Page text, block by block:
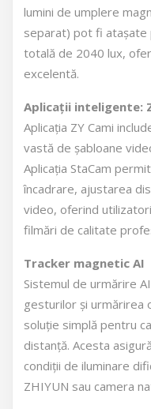
lumini de umplere
separat) pot fi atașate
totală de 2040 lux,
excelentă.
Aplicații inteligente:
Aplicația ZY Cami
vastă de șabloane
Aplicația StaCam
încadrare, ajustarea
video, oferind
filmări de calitate
Tracker magnetic AI
Sistemul de urmărire
gesturilor și urmărirea
soluție simplă pentru
distanță. Acesta
condiții de iluminare
ZHIYUN sau camera